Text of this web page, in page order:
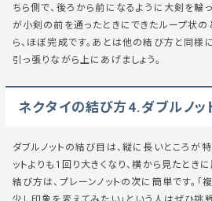
ちら側で、後ろから前になるように大剣を輪っ
が小剣の前を通ったときにできたループ状
ら、ほぼ完成です。あとは他の結び方と同様
引っ張りながら上にあげましょう。
ネクタイの結び方4.ダブルノッ
ダブルノットの結び目は、縦に長いところが
ットよりも1回り大きくなり、横から見たとき
結び方は、プレーンノットの次に簡単です。